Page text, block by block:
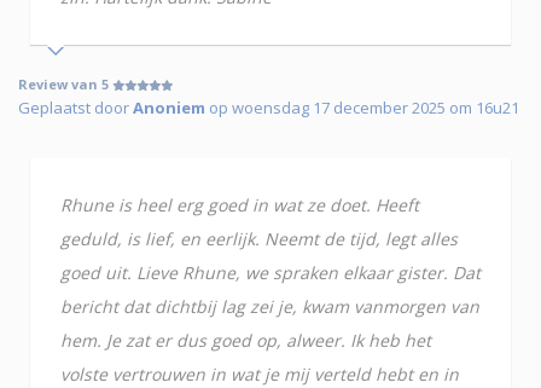
Review van 5
Geplaatst doorAnoniem op woensdag 17 december 2025 om 16u21
Rhune is heel erg goed in wat ze doet. Heeft
geduld, is lief, en eerlijk. Neemt de tijd, legt alles
goed uit. Lieve Rhune, we spraken elkaar gister. Dat
bericht dat dichtbij lag zei je, kwam vanmorgen van
hem. Je zat er dus goed op, alweer. Ik heb het
volste vertrouwen in wat je mij verteld hebt en in